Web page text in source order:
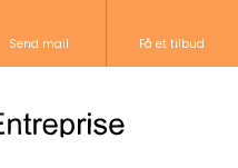
Send mail Få et tilbud